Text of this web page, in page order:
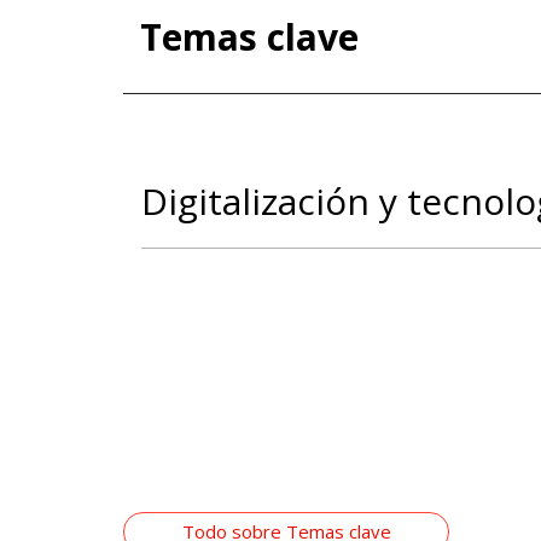
Temas clave
Digitalización y
Todo sobre Temas clave